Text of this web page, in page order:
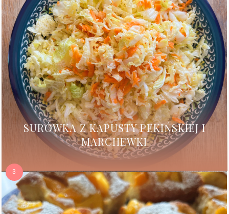
SURÓWKA Z KAPUSTY PEKIŃSKIEJ I
MARCHEWKI